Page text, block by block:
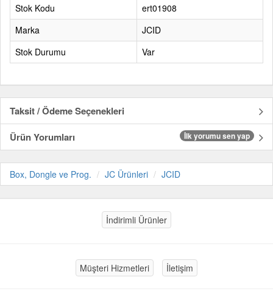
Stok Kodu
ert01908
Marka
JCID
Stok Durumu
Var
Taksit / Ödeme Seçenekleri
Ürün Yorumları
İlk yorumu sen yap
Box, Dongle ve Prog. JC Ürünleri JCID
İndirimli Ürünler
Müşteri Hizmetleri İletişim